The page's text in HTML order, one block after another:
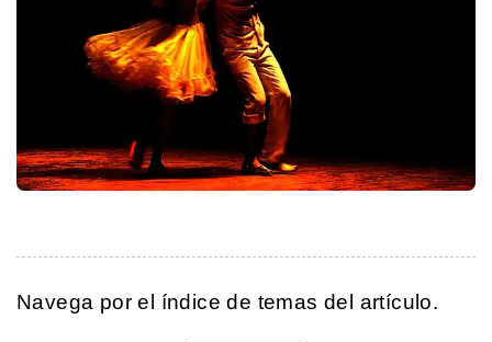
Navega por el índice de temas del artículo.